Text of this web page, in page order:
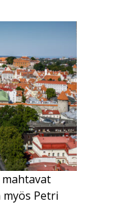
myös Petri